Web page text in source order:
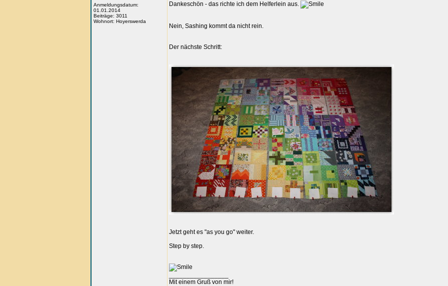
Anmeldungsdatum:
01.01.2014
Beiträge: 3011
Wohnort: Hoyerswerda
Dankeschön - das richte ich dem Helferlein aus.
Nein, Sashing kommt da nicht rein.
Der nächste Schritt:
Jetzt geht es "as you go" weiter.
Step by step.
Mit einem Gruß von mir!